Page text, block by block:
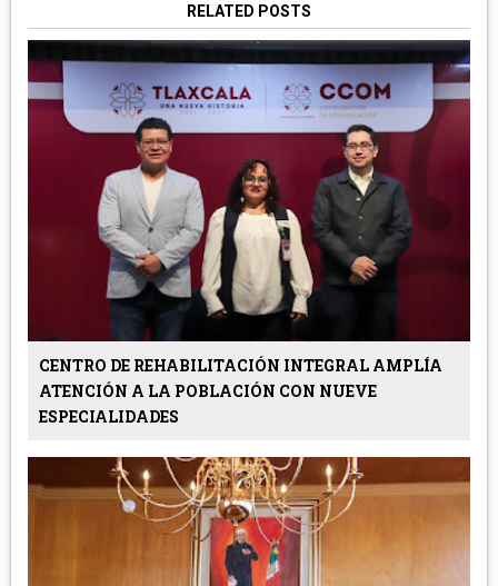
RELATED POSTS
CENTRO DE REHABILITACIÓN INTEGRAL AMPLÍA
ATENCIÓN A LA POBLACIÓN CON NUEVE
ESPECIALIDADES